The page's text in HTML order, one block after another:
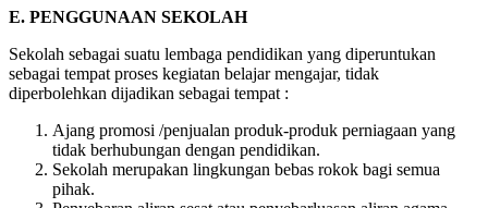
E. PENGGUNAAN SEKOLAH
Sekolah sebagai suatu lembaga pendidikan yang diperuntukan
sebagai tempat proses kegiatan belajar mengajar, tidak
diperbolehkan dijadikan sebagai tempat :
Ajang promosi /penjualan produk-produk perniagaan yang
tidak berhubungan dengan pendidikan.
Sekolah merupakan lingkungan bebas rokok bagi semua
pihak.